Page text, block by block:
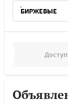
БИРЖЕВЫЕ